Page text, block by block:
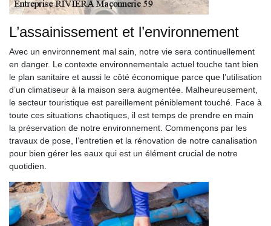
L’assainissement et l’environnement
Avec un environnement mal sain, notre vie sera continuellement
en danger. Le contexte environnementale actuel touche tant bien
le plan sanitaire et aussi le côté économique parce que l’utilisation
d’un climatiseur à la maison sera augmentée. Malheureusement,
le secteur touristique est pareillement péniblement touché. Face à
toute ces situations chaotiques, il est temps de prendre en main
la préservation de notre environnement. Commençons par les
travaux de pose, l’entretien et la rénovation de notre canalisation
pour bien gérer les eaux qui est un élément crucial de notre
quotidien.